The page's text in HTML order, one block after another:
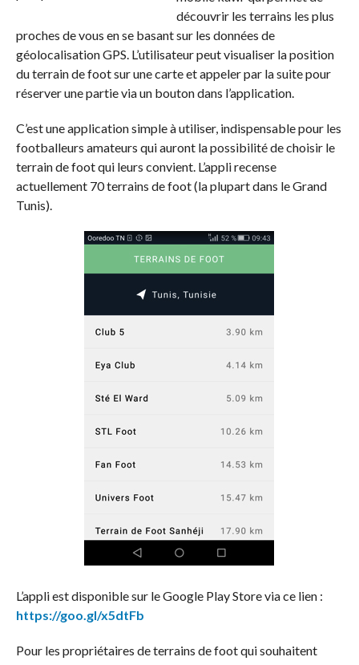
découvrir les terrains les plus
proches de vous en se basant sur les données de
géolocalisation GPS. L’utilisateur peut visualiser la position
du terrain de foot sur une carte et appeler par la suite pour
réserver une partie via un bouton dans l’application.
C’est une application simple à utiliser, indispensable pour les
footballeurs amateurs qui auront la possibilité de choisir le
terrain de foot qui leurs convient. L’appli recense
actuellement 70 terrains de foot (la plupart dans le Grand
Tunis).
L’appli est disponible sur le Google Play Store via ce lien :
https://goo.gl/x5dtFb
Pour les propriétaires de terrains de foot qui souhaitent